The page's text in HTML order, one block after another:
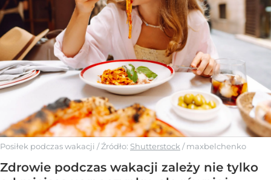
Posiłek podczas wakacji / Źródło: Shutterstock /maxbelchenko
Zdrowie podczas wakacji zależy nie tylko